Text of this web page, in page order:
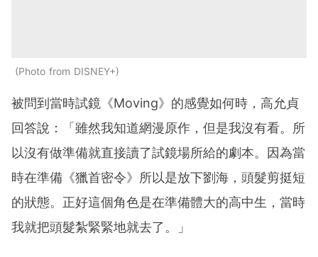
Photo from DISNEY+
被問到當時試鏡《Moving》的感覺如何時，高允貞
回答說：「雖然我知道網漫原作，但是我沒有看。所
以沒有做準備就直接讀了試鏡場所給的劇本。因為當
時在準備《獵首密令》所以是放下劉海，頭髮剪挺短
的狀態。正好這個角色是在準備體大的高中生，當時
我就把頭髮紮緊緊地就去了。」